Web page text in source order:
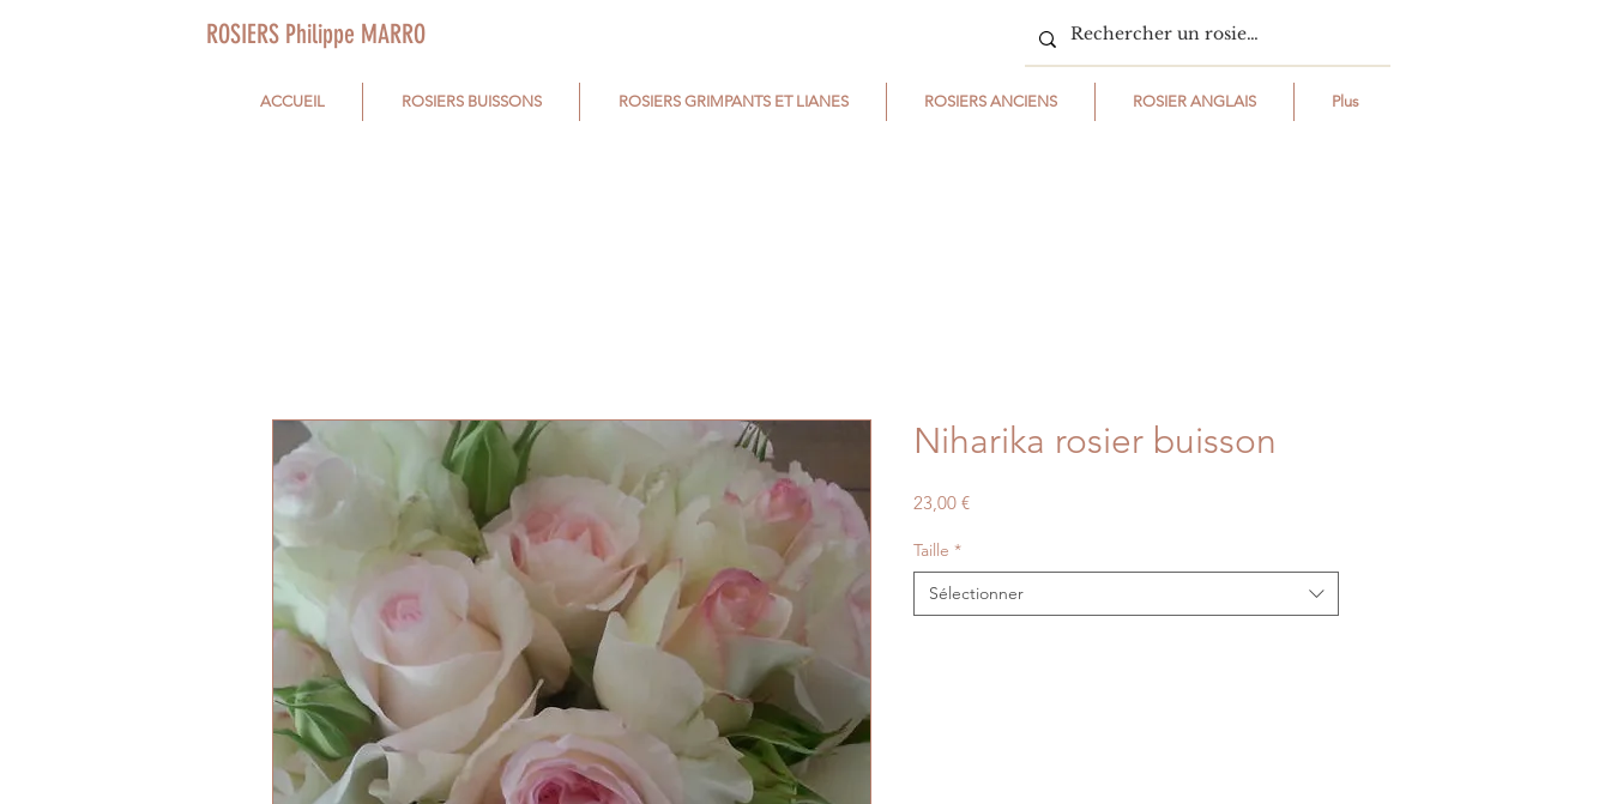
ROSIERS Philippe MARRO
ACCUEIL ROSIERS BUISSONS ROSIERS GRIMPANTS ET LIANES ROSIERS ANCIENS ROSIER ANGLAIS Plus
Niharika rosier buisson
23,00 €Prix
Taille *
Sélectionner